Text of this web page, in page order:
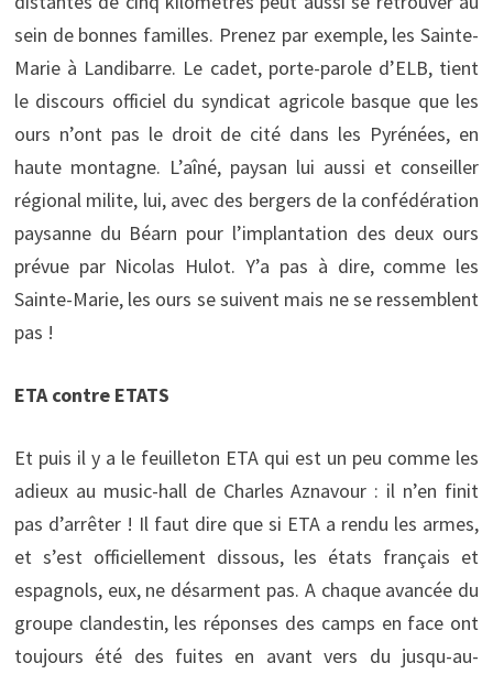
sein de bonnes familles. Prenez par exemple, les Sainte-
Marie à Landibarre. Le cadet, porte-parole d’ELB, tient
le discours officiel du syndicat agricole basque que les
ours n’ont pas le droit de cité dans les Pyrénées, en
haute montagne. L’aîné, paysan lui aussi et conseiller
régional milite, lui, avec des bergers de la confédération
paysanne du Béarn pour l’implantation des deux ours
prévue par Nicolas Hulot. Y’a pas à dire, comme les
Sainte-Marie, les ours se suivent mais ne se ressemblent
pas !
ETA contre ETATS
Et puis il y a le feuilleton ETA qui est un peu comme les
adieux au music-hall de Charles Aznavour : il n’en finit
pas d’arrêter ! Il faut dire que si ETA a rendu les armes,
et s’est officiellement dissous, les états français et
espagnols, eux, ne désarment pas. A chaque avancée du
groupe clandestin, les réponses des camps en face ont
toujours été des fuites en avant vers du jusqu-au-